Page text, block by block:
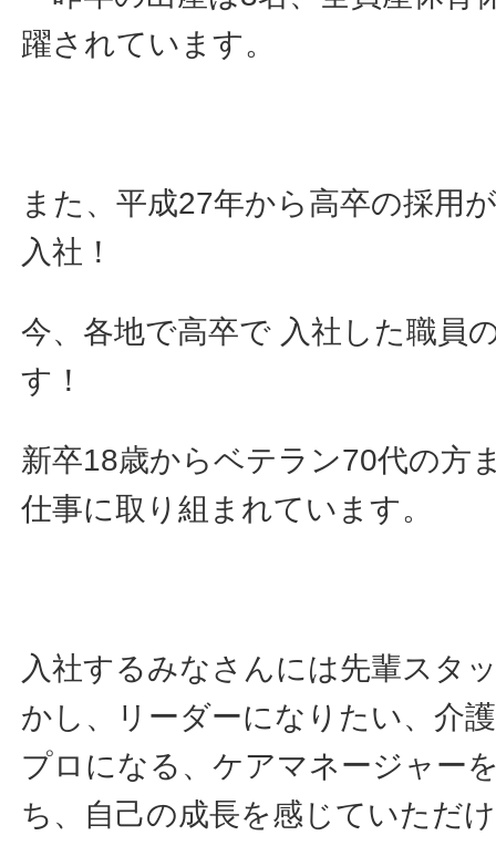
躍されています。
また、平成27年から高卒の採用
入社！
今、各地で高卒で 入社した職員
す！
新卒18歳からベテラン70代の方
仕事に取り組まれています。
入社するみなさんには先輩スタ
かし、リーダーになりたい、介
プロになる、ケアマネージャー
ち、自己の成長を感じていただ